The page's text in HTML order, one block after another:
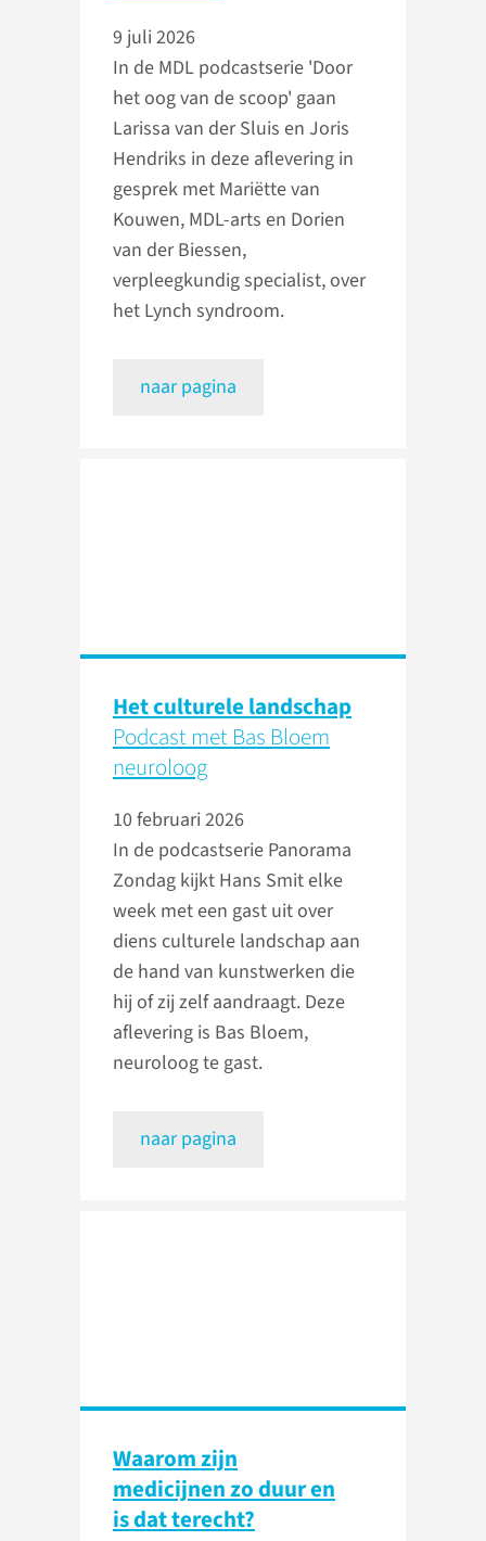
9 juli 2026
In de MDL podcastserie 'Door
het oog van de scoop' gaan
Larissa van der Sluis en Joris
Hendriks in deze aflevering in
gesprek met Mariëtte van
Kouwen, MDL-arts en Dorien
van der Biessen,
verpleegkundig specialist, over
het Lynch syndroom.
naar pagina
Het culturele landschap
Podcast met Bas Bloem
neuroloog
10 februari 2026
In de podcastserie Panorama
Zondag kijkt Hans Smit elke
week met een gast uit over
diens culturele landschap aan
de hand van kunstwerken die
hij of zij zelf aandraagt. Deze
aflevering is Bas Bloem,
neuroloog te gast.
naar pagina
Waarom zijn
medicijnen zo duur en
is dat terecht?